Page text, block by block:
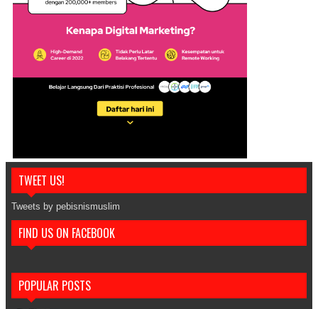
TWEET US!
Tweets by pebisnismuslim
FIND US ON FACEBOOK
POPULAR POSTS